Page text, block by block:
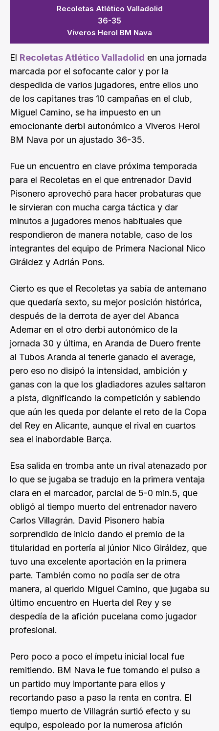
Recoletas Atlético Valladolid
36-35
Viveros Herol BM Nava
El Recoletas Atlético Valladolid en una jornada
marcada por el sofocante calor y por la
despedida de varios jugadores, entre ellos uno
de los capitanes tras 10 campañas en el club,
Miguel Camino, se ha impuesto en un
emocionante derbi autonómico a Viveros Herol
BM Nava por un ajustado 36-35.
Fue un encuentro en clave próxima temporada
para el Recoletas en el que entrenador David
Pisonero aprovechó para hacer probaturas que
le sirvieran con mucha carga táctica y dar
minutos a jugadores menos habituales que
respondieron de manera notable, caso de los
integrantes del equipo de Primera Nacional Nico
Giráldez y Adrián Pons.
Cierto es que el Recoletas ya sabía de antemano
que quedaría sexto, su mejor posición histórica,
después de la derrota de ayer del Abanca
Ademar en el otro derbi autonómico de la
jornada 30 y última, en Aranda de Duero frente
al Tubos Aranda al tenerle ganado el average,
pero eso no disipó la intensidad, ambición y
ganas con la que los gladiadores azules saltaron
a pista, dignificando la competición y sabiendo
que aún les queda por delante el reto de la Copa
del Rey en Alicante, aunque el rival en cuartos
sea el inabordable Barça.
Esa salida en tromba ante un rival atenazado por
lo que se jugaba se tradujo en la primera ventaja
clara en el marcador, parcial de 5-0 min.5, que
obligó al tiempo muerto del entrenador navero
Carlos Villagrán. David Pisonero había
sorprendido de inicio dando el premio de la
titularidad en portería al júnior Nico Giráldez, que
tuvo una excelente aportación en la primera
parte. También como no podía ser de otra
manera, al querido Miguel Camino, que jugaba su
último encuentro en Huerta del Rey y se
despedía de la afición pucelana como jugador
profesional.
Pero poco a poco el ímpetu inicial local fue
remitiendo. BM Nava le fue tomando el pulso a
un partido muy importante para ellos y
recortando paso a paso la renta en contra. El
tiempo muerto de Villagrán surtió efecto y su
equipo, espoleado por la numerosa afición